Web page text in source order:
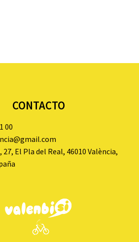
CONTACTO
00
27, El Pla del Real, 46010 València,